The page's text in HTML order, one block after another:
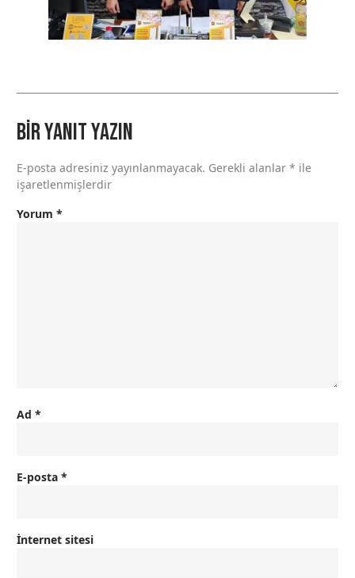
Bir yanıt yazın
E-posta adresiniz yayınlanmayacak. Gerekli alanlar * ile
işaretlenmişlerdir
Yorum *
Ad *
E-posta *
İnternet sitesi